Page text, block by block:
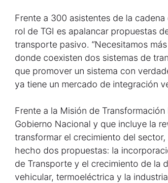
Frente a 300 asistentes de la
rol de TGI es apalancar propuestas
transporte pasivo. “Necesitamos
donde coexisten dos sistemas de
que promover un sistema con
ya tiene un mercado de integración
Frente a la Misión de
Gobierno Nacional y que incluye la
transformar el crecimiento del
hecho dos propuestas: la
de Transporte y el crecimiento de la
vehicular, termoeléctrica y la